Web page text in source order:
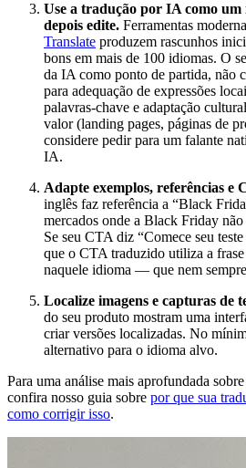
Use a tradução por IA como
depois edite. Ferramentas
Translate produzem rascunhos
bons em mais de 100 idiomas. O
da IA como ponto de partida, não
para adequação de expressões
palavras-chave e adaptação
valor (landing pages, páginas de
considere pedir para um falante
IA.
Adapte exemplos, referências e
inglês faz referência a “Black
mercados onde a Black Friday
Se seu CTA diz “Comece seu
que o CTA traduzido utiliza a
naquele idioma — que nem
Localize imagens e capturas de
do seu produto mostram uma
criar versões localizadas. No
alternativo para o idioma alvo.
Para uma análise mais aprofundada
confira nosso guia sobre por que sua
como corrigir isso.